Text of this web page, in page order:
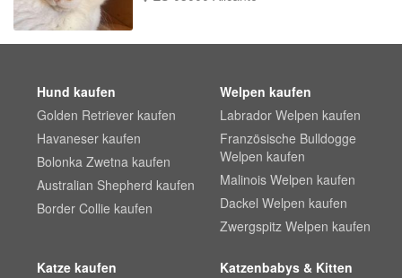
Hund kaufen
Golden Retriever kaufen
Havaneser kaufen
Bolonka Zwetna kaufen
Australian Shepherd kaufen
Border Collie kaufen
Welpen kaufen
Labrador Welpen kaufen
Französische Bulldogge
Welpen kaufen
Malinois Welpen kaufen
Dackel Welpen kaufen
Zwergspitz Welpen kaufen
Katze kaufen
Katzenbabys & Kitten